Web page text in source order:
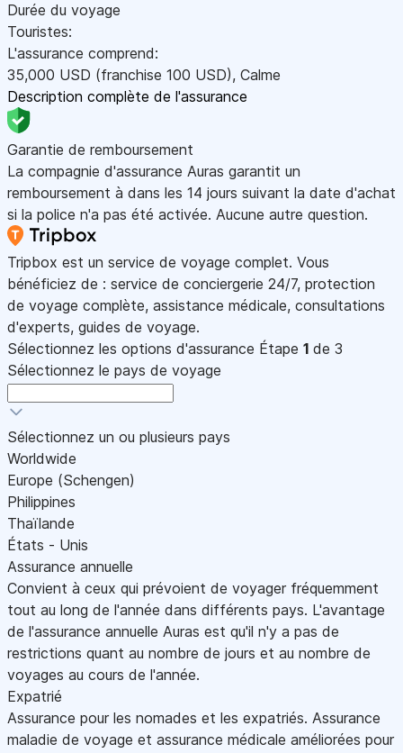
Durée du voyage
Touristes:
L'assurance comprend:
35,000 USD (franchise 100 USD), Calme
Description complète de l'assurance
Garantie de remboursement
La compagnie d'assurance Auras garantit un
remboursement à dans les 14 jours suivant la date d'achat
si la police n'a pas été activée. Aucune autre question.
Tripbox est un service de voyage complet. Vous
bénéficiez de : service de conciergerie 24/7, protection
de voyage complète, assistance médicale, consultations
d'experts, guides de voyage.
Sélectionnez les options d'assurance Étape 1 de 3
Sélectionnez le pays de voyage
Sélectionnez un ou plusieurs pays
Worldwide
Europe (Schengen)
Philippines
Thaïlande
États - Unis
Assurance annuelle
Convient à ceux qui prévoient de voyager fréquemment
tout au long de l'année dans différents pays. L'avantage
de l'assurance annuelle Auras est qu'il n'y a pas de
restrictions quant au nombre de jours et au nombre de
voyages au cours de l'année.
Expatrié
Assurance pour les nomades et les expatriés. Assurance
maladie de voyage et assurance médicale améliorées pour